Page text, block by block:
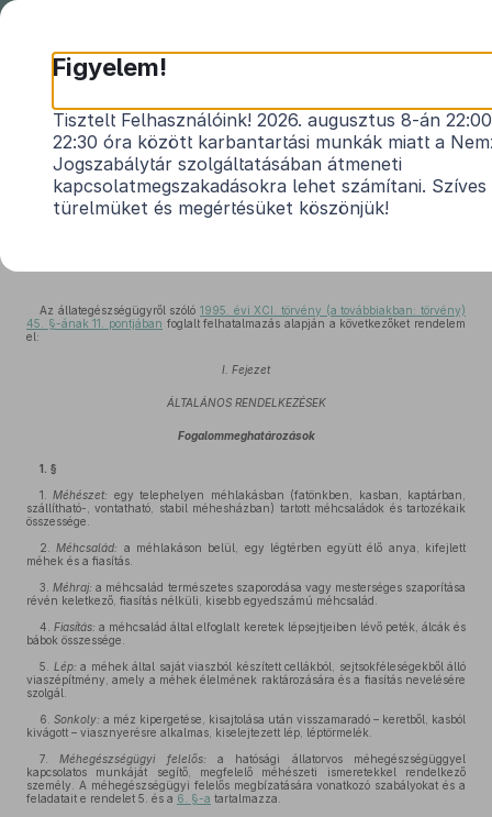
70/2003. (VI. 27.) FVM rendelet
a méhállományok védelméről és a mézelő
méhek egyes betegségeinek megelőzéséről és
leküzdéséről
Az állategészségügyről szóló 1995. évi XCI. törvény (a továbbiakban: törvény)
45. §-ának 11. pontjában foglalt felhatalmazás alapján a következőket rendelem
el:
I. Fejezet
ÁLTALÁNOS RENDELKEZÉSEK
Fogalommeghatározások
1. §
1.
Méhészet: egy telephelyen méhlakásban (fatönkben, kasban, kaptárban,
szállítható-, vontatható, stabil méhesházban) tartott méhcsaládok és tartozékaik
összessége.
2.
Méhcsalád: a méhlakáson belül, egy légtérben együtt élő anya, kifejlett
méhek és a fiasítás.
3. Méhraj: a méhcsalád természetes szaporodása vagy mesterséges szaporítása
révén keletkező, fiasítás nélküli, kisebb egyedszámú méhcsalád.
4. Fiasítás: a méhcsalád által elfoglalt keretek lépsejtjeiben lévő peték, álcák és
bábok összessége.
5.
Lép: a méhek által saját viaszból készített cellákból, sejtsokféleségekből álló
viaszépítmény, amely a méhek élelmének raktározására és a fiasítás nevelésére
szolgál.
6. Sonkoly: a méz kipergetése, kisajtolása után visszamaradó – keretből, kasból
kivágott – viasznyerésre alkalmas, kiselejtezett lép, léptörmelék.
7.
Méhegészségügyi felelős: a hatósági állatorvos méhegészségüggyel
kapcsolatos munkáját segítő, megfelelő méhészeti ismeretekkel rendelkező
személy. A méhegészségügyi felelős megbízatására vonatkozó szabályokat és a
feladatait e rendelet 5. és a 6. §-a tartalmazza.
Figyelem!
Tisztelt Felhasználóink! 2026. augusztus 8-án
22:30 óra között karbantartási munkák miatt a
Jogszabálytár szolgáltatásában átmeneti
kapcsolatmegszakadásokra lehet számítani. Szíves
türelmüket és megértésüket köszönjük!